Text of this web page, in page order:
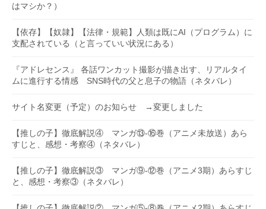
はマシか？）
【依存】【奴隷】【法律・規範】人類は既にAI（プログラム）に
支配されている（と言っていい状況にある）
『アドレセンス』 各話ワンカット撮影が描き出す、リアルタイ
ムに進行する情感 SNS時代の父と息子の物語（ネタバレ）
サイト名変更（予定）のお知らせ →変更しました
【推しの子】徹底解説④ マンガ⑬-⑯巻（アニメ未放送）あら
すじと、感想・考察④（ネタバレ）
【推しの子】徹底解説③ マンガ⑨-⑫巻（アニメ3期）あらすじ
と、感想・考察③（ネタバレ）